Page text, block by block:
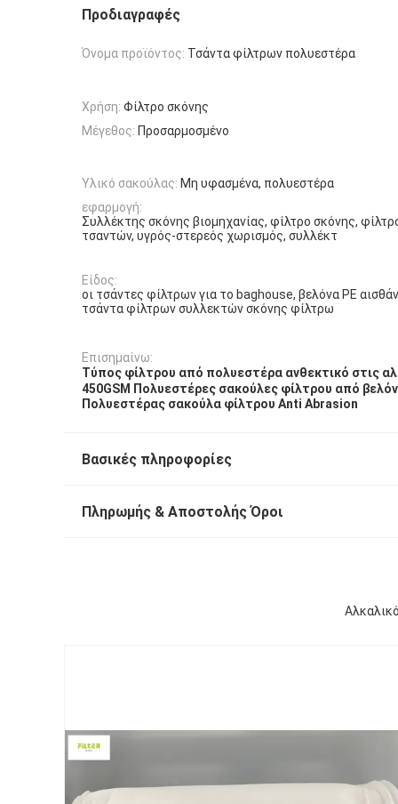
Προδιαγραφές
Όνομα προϊόντος: Τσάντα φίλτρων πολυεστέρα
Χρήση: Φίλτρο σκόνης
Μέγεθος: Προσαρμοσμένο
Υλικό σακούλας: Μη υφασμένα, πολυεστέρα
εφαρμογή:
Συλλέκτης σκόνης βιομηχανίας, φίλτρο σκόνης,
τσαντών, υγρός-στερεός χωρισμός, συλλέκτ
Είδος:
οι τσάντες φίλτρων για το baghouse, βελόνα PE
τσάντα φίλτρων συλλεκτών σκόνης φίλτρω
Επισημαίνω:
Τύπος φίλτρου από πολυεστέρα ανθεκτικό στις
450GSM Πολυεστέρες σακούλες φίλτρου από
Πολυεστέρας σακούλα φίλτρου Anti Abrasion
Βασικές πληροφορίες
Πληρωμής & Αποστολής Όροι